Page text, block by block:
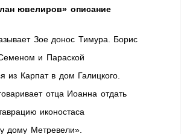
ювелиров» описание
Зое донос Тимура. Борис
и Параской
из Карпат в дом Галицкого.
отца Иоанна отдать
иконостаса
дому Метревели».